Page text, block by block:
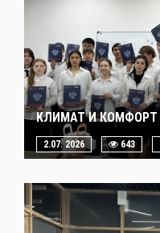
КЛИМАТ И КОМФОРТ
2.07. 2026 643